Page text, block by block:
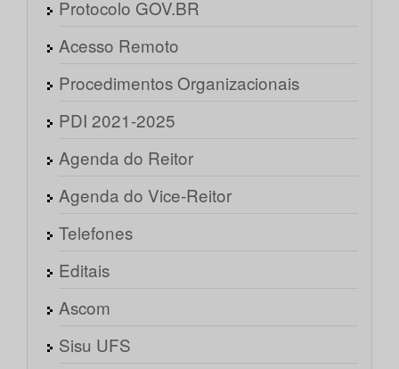
Protocolo GOV.BR
Acesso Remoto
Procedimentos Organizacionais
PDI 2021-2025
Agenda do Reitor
Agenda do Vice-Reitor
Telefones
Editais
Ascom
Sisu UFS